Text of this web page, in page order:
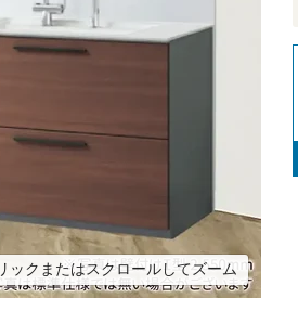
ックまたはスクロールしてズーム